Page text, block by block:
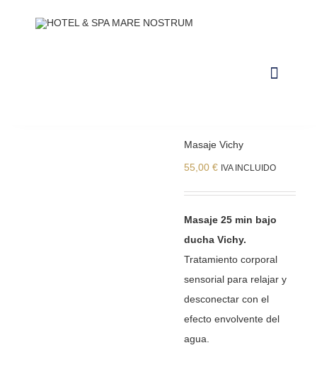
Toggle
Masaje Vichy
55,00 € IVA INCLUIDO
Masaje 25 min bajo
ducha Vichy.
Tratamiento corporal
sensorial para relajar y
desconectar con el
efecto envolvente del
agua.